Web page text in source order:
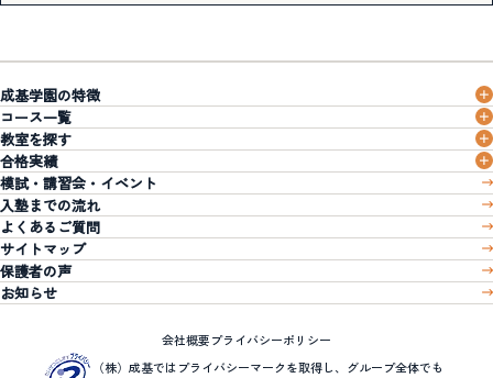
成基学園の特徴
コース一覧
教室を探す
合格実績
模試・講習会・イベント
入塾までの流れ
よくあるご質問
サイトマップ
保護者の声
お知らせ
会社概要プライバシーポリシー
（株）成基ではプライバシーマークを取得し、グループ全体でも